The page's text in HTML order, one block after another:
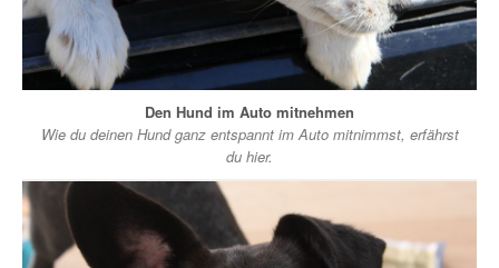
Den Hund im Auto mitnehmen
Wie du deinen Hund ganz entspannt im Auto mitnimmst, erfährst
du hier.